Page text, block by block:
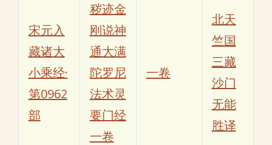
宋元入
藏诸大
小乘经·
第0962
部
秽迹金
刚说神
通大满
陀罗尼
法术灵
要门经
一卷
一卷
北天
竺国
三藏
沙门
无能
胜译